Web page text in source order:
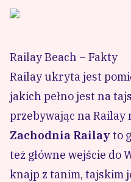
Railay Beach – Fakty
Railay ukryta jest
jakich pełno jest na
przebywając na Railay
Zachodnia Railay to
też główne wejście do
knajp z tanim, tajskim